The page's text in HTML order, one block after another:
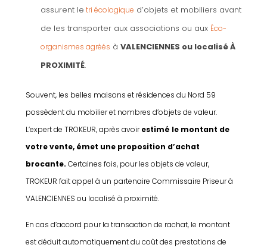
assurent le tri écologique d’objets et mobiliers avant
de les transporter aux associations ou aux Éco-
organismes agréés à VALENCIENNES ou localisé À
PROXIMITÉ.
Souvent, les belles maisons et résidences du Nord 59
possèdent du mobilier et nombres d’objets de valeur.
L’expert de TROKEUR, après avoirestimé le montant de
votre vente, émet une proposition d’achat
brocante. Certaines fois, pour les objets de valeur,
TROKEUR fait appel à un partenaire Commissaire Priseur à
VALENCIENNES ou localisé à proximité.
En cas d’accord pour la transaction de rachat, le montant
est déduit automatiquement du coût des prestations de